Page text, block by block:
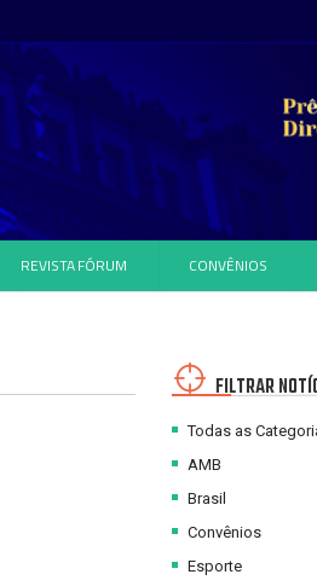
REVISTAFÓRUM CONVÊNIOS
FILTRAR
Todas as
AMB
Brasil
Convênios
Esporte